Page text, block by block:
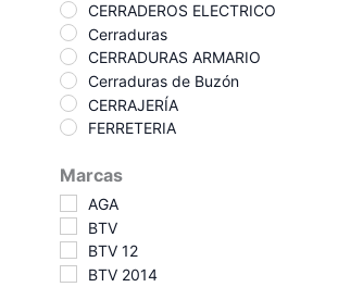
CERRADEROS ELECTRICO
Cerraduras
CERRADURAS ARMARIO
Cerraduras de Buzón
CERRAJERÍA
FERRETERIA
Marcas
AGA
BTV
BTV 12
BTV 2014